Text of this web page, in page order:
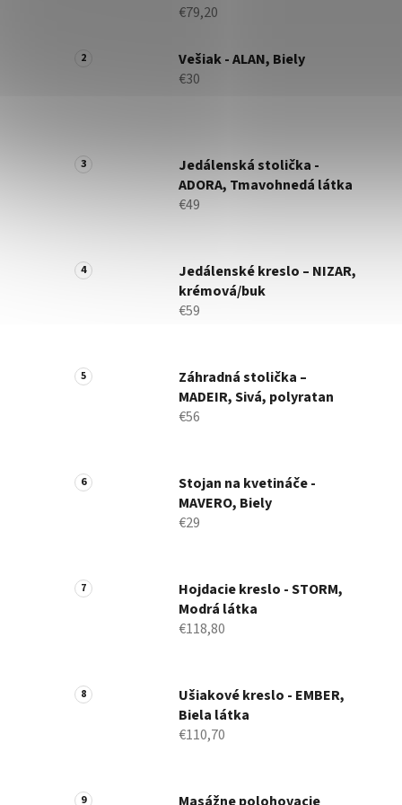
€79,20
Vešiak - ALAN, Biely
€30
Jedálenská stolička -
ADORA, Tmavohnedá látka
€49
Jedálenské kreslo – NIZAR,
krémová/buk
€59
Záhradná stolička –
MADEIR, Sivá, polyratan
€56
Stojan na kvetináče -
MAVERO, Biely
€29
Hojdacie kreslo - STORM,
Modrá látka
€118,80
Ušiakové kreslo - EMBER,
Biela látka
€110,70